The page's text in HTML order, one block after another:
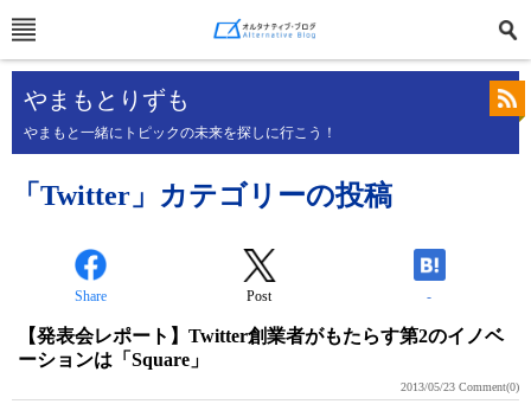
やまもとりずも
やまもと一緒にトピックの未来を探しに行こう！
「Twitter」カテゴリーの投稿
Share Post -
【発表会レポート】Twitter創業者がもたらす第2のイノベ
ーションは「Square」
2013/05/23 Comment(0)